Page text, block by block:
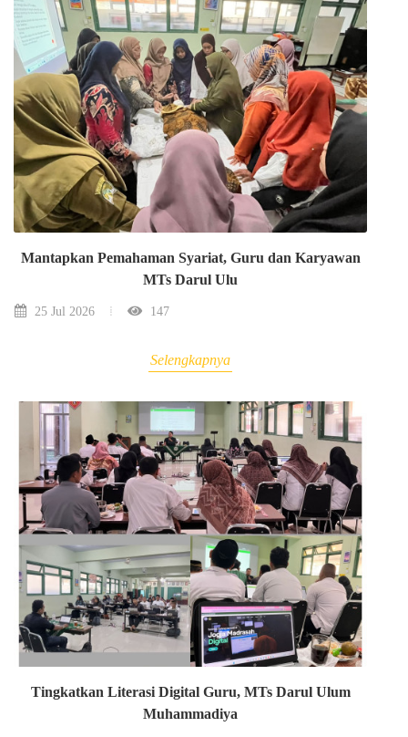
Mantapkan Pemahaman Syariat, Guru dan Karyawan
MTs Darul Ulu
25 Jul 2026 147
Selengkapnya
Tingkatkan Literasi Digital Guru, MTs Darul Ulum
Muhammadiya